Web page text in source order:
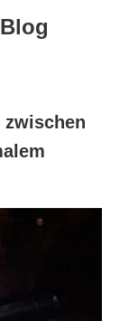
zwischen